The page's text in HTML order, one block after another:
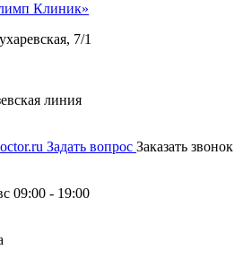
Клиник»
7/1
линия
Задать вопрос Заказать звонок
09:00 - 19:00